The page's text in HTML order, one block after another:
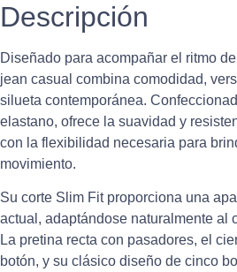
Descripción
Diseñado para acompañar el ritmo
jean casual combina comodidad,
silueta contemporánea.
elastano, ofrece la suavidad y
con la flexibilidad necesaria para
movimiento.
Su corte Slim Fit proporciona una
actual, adaptándose naturalmente al
La pretina recta con pasadores, el
botón, y su clásico diseño de cinco